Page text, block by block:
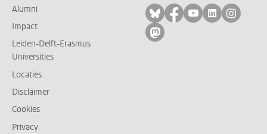
Alumni
Impact
Leiden-Delft-Erasmus
Universities
Locaties
Disclaimer
Cookies
Privacy
Volg ons op bluesky
Volg ons op
Volg ons op
Volg ons
Volg
Volg ons op mastodon